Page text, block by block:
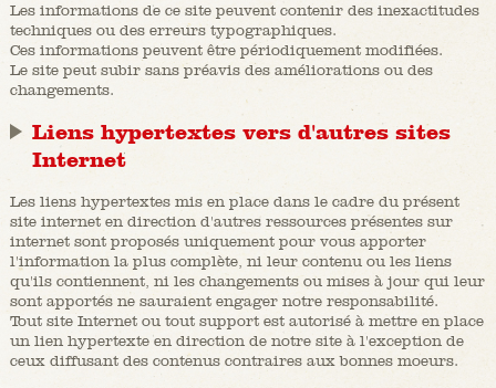
Les informations de ce site peuvent contenir des inexactitudes
techniques ou des erreurs typographiques.
Ces informations peuvent être périodiquement modifiées.
Le site peut subir sans préavis des améliorations ou des
changements.
Liens hypertextes vers d'autres sites
Internet
Les liens hypertextes mis en place dans le cadre du présent
site internet en direction d'autres ressources présentes sur
internet sont proposés uniquement pour vous apporter
l'information la plus complète, ni leur contenu ou les liens
qu'ils contiennent, ni les changements ou mises à jour qui leur
sont apportés ne sauraient engager notre responsabilité.
Tout site Internet ou tout support est autorisé à mettre en place
un lien hypertexte en direction de notre site à l'exception de
ceux diffusant des contenus contraires aux bonnes moeurs.